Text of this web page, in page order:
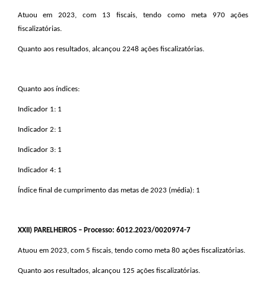
Atuou em 2023, com 13 fiscais, tendo como meta 970 ações
fiscalizatórias.
Quanto aos resultados, alcançou 2248 ações fiscalizatórias.
Quanto aos índices:
Indicador 1: 1
Indicador 2: 1
Indicador 3: 1
Indicador 4: 1
Índice final de cumprimento das metas de 2023 (média): 1
XXII ) PARELHEIROS – Processo: 6012.2023/0020974-7
Atuou em 2023, com 5 fiscais, tendo como meta 80 ações fiscalizatórias.
Quanto aos resultados, alcançou 125 ações fiscalizatórias.